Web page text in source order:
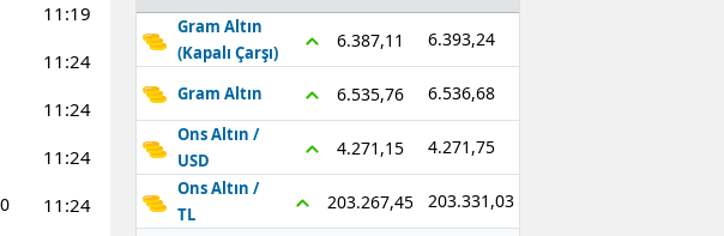
11:19
11:24
11:24
11:24
11:24
Gram Altın
(Kapalı Çarşı)
6.387,11 6.393,24
Gram Altın 6.535,76 6.536,68
Ons Altın /
USD
4.271,15 4.271,75
Ons Altın /
TL
203.267,45 203.331,03